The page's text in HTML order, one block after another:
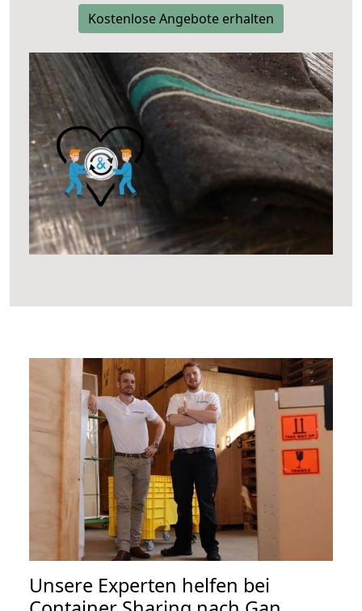
Kostenlose Angebote erhalten
Unsere Experten helfen bei